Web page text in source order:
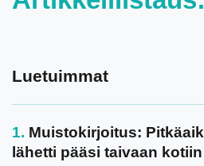
Luetuimmat
Muistokirjoitus:
lähetti pääsi taivaan kotiin